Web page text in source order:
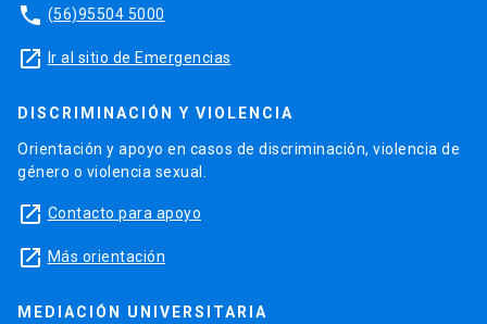
phone (56)95504 5000
launch Ir al sitio de Emergencias
DISCRIMINACIÓN Y VIOLENCIA
Orientación y apoyo en casos de discriminación, violencia de
género o violencia sexual.
launch Contacto para apoyo
launch Más orientación
MEDIACIÓN UNIVERSITARIA